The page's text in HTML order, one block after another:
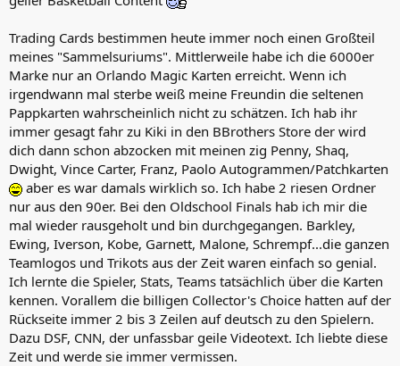
Trading Cards bestimmen heute immer noch einen Großteil
meines "Sammelsuriums". Mittlerweile habe ich die 6000er
Marke nur an Orlando Magic Karten erreicht. Wenn ich
irgendwann mal sterbe weiß meine Freundin die seltenen
Pappkarten wahrscheinlich nicht zu schätzen. Ich hab ihr
immer gesagt fahr zu Kiki in den BBrothers Store der wird
dich dann schon abzocken mit meinen zig Penny, Shaq,
Dwight, Vince Carter, Franz, Paolo Autogrammen/Patchkarten
aber es war damals wirklich so. Ich habe 2 riesen Ordner
nur aus den 90er. Bei den Oldschool Finals hab ich mir die
mal wieder rausgeholt und bin durchgegangen. Barkley,
Ewing, Iverson, Kobe, Garnett, Malone, Schrempf...die ganzen
Teamlogos und Trikots aus der Zeit waren einfach so genial.
Ich lernte die Spieler, Stats, Teams tatsächlich über die Karten
kennen. Vorallem die billigen Collector's Choice hatten auf der
Rückseite immer 2 bis 3 Zeilen auf deutsch zu den Spielern.
Dazu DSF, CNN, der unfassbar geile Videotext. Ich liebte diese
Zeit und werde sie immer vermissen.